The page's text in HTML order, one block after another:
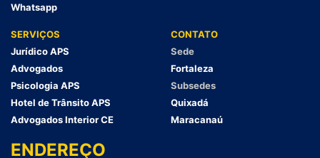
Whatsapp
SERVIÇOS
Jurídico APS
Advogados
Psicologia APS
Hotel de Trânsito APS
Advogados Interior CE
CONTATO
Sede
Fortaleza
Subsedes
Quixadá
Maracanaú
ENDEREÇO